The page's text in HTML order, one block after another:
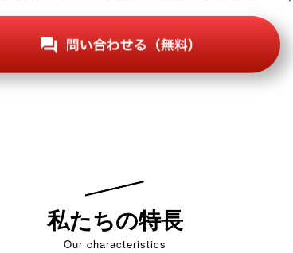
私たちの特長
Our characteristics